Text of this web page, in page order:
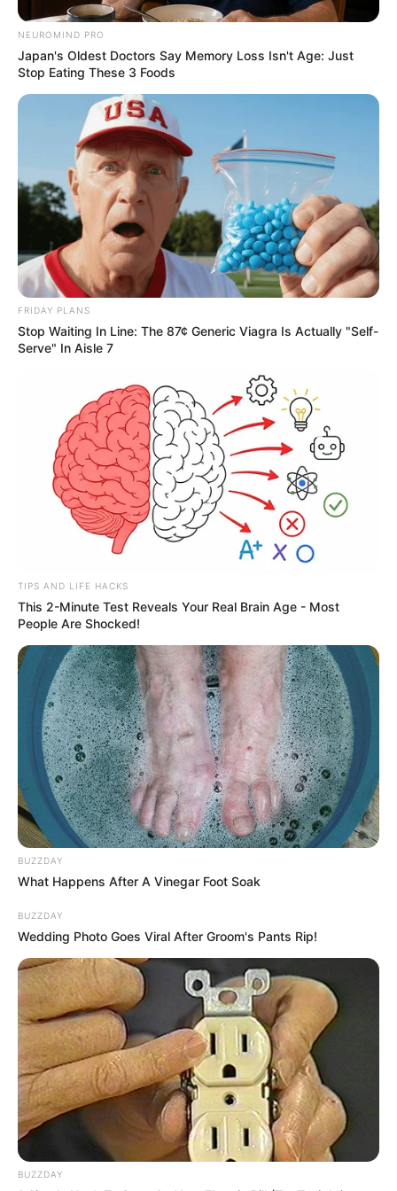
NEUROMIND PRO
Japan's Oldest Doctors Say Memory Loss Isn't Age: Just
Stop Eating These 3 Foods
FRIDAY PLANS
Stop Waiting In Line: The 87¢ Generic Viagra Is Actually "Self-
Serve" In Aisle 7
TIPS AND LIFE HACKS
This 2-Minute Test Reveals Your Real Brain Age - Most
People Are Shocked!
BUZZDAY
What Happens After A Vinegar Foot Soak
BUZZDAY
Wedding Photo Goes Viral After Groom's Pants Rip!
BUZZDAY